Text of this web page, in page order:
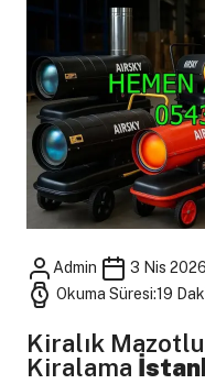
Admin 3 Nis 2026
Okuma Süresi:19
Kiralık Mazotlu
Kiralama